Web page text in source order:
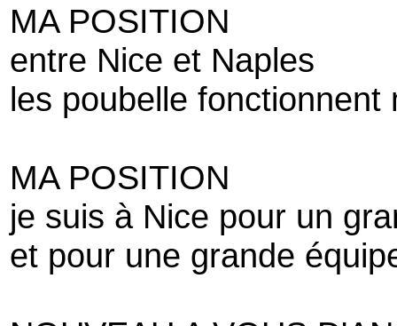
MA POSITION
entre Nice et Naples
les poubelle fonctionnent
MA POSITION
je suis à Nice pour un
et pour une grande